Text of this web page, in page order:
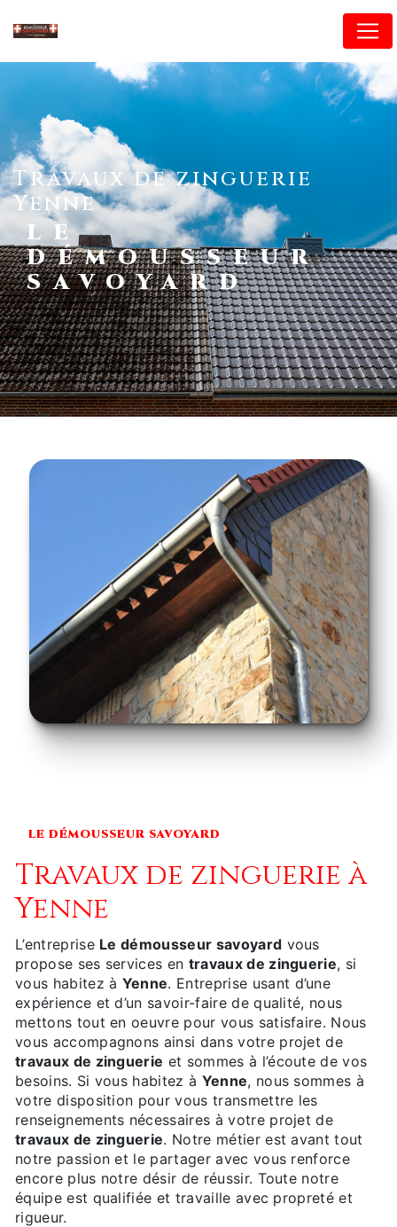
travaux de zinguerie
Yenne
LE
DÉMOUSSEUR
SAVOYARD
LE DÉMOUSSEUR SAVOYARD
travaux de zinguerie à
Yenne
L’entreprise Le démousseur savoyard vous
propose ses services en travaux de zinguerie, si
vous habitez à Yenne. Entreprise usant d’une
expérience et d’un savoir-faire de qualité, nous
mettons tout en oeuvre pour vous satisfaire. Nous
vous accompagnons ainsi dans votre projet de
travaux de zinguerie et sommes à l’écoute de vos
besoins. Si vous habitez à Yenne, nous sommes à
votre disposition pour vous transmettre les
renseignements nécessaires à votre projet de
travaux de zinguerie. Notre métier est avant tout
notre passion et le partager avec vous renforce
encore plus notre désir de réussir. Toute notre
équipe est qualifiée et travaille avec propreté et
rigueur.